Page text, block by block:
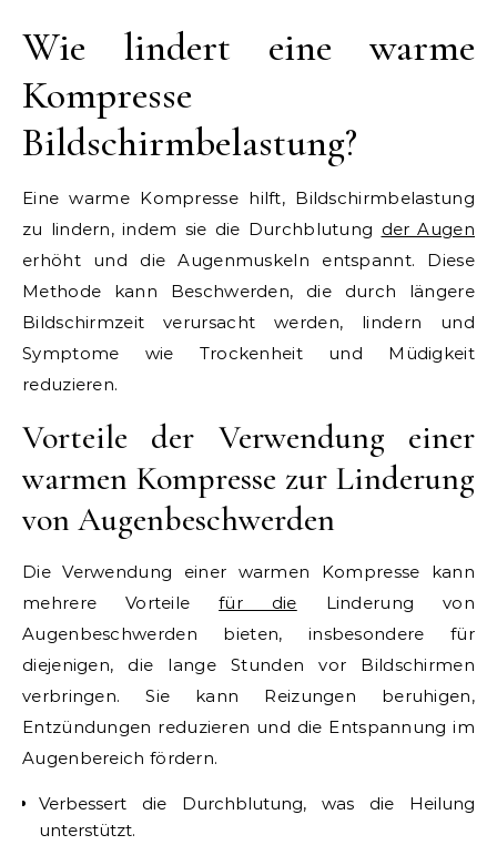
Wie lindert eine warme
Kompresse
Bildschirmbelastung?
Eine warme Kompresse hilft, Bildschirmbelastung
zu lindern, indem sie die Durchblutung der Augen
erhöht und die Augenmuskeln entspannt. Diese
Methode kann Beschwerden, die durch längere
Bildschirmzeit verursacht werden, lindern und
Symptome wie Trockenheit und Müdigkeit
reduzieren.
Vorteile der Verwendung einer
warmen Kompresse zur Linderung
von Augenbeschwerden
Die Verwendung einer warmen Kompresse kann
mehrere Vorteilefür die Linderung von
Augenbeschwerden bieten, insbesondere für
diejenigen, die lange Stunden vor Bildschirmen
verbringen. Sie kann Reizungen beruhigen,
Entzündungen reduzieren und die Entspannung im
Augenbereich fördern.
Verbessert die Durchblutung, was die Heilung
unterstützt.